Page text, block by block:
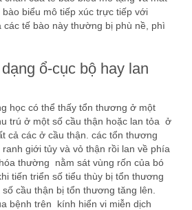
biểu mô tiếp xúc trực tiếp với
các tế bào này thường bị phù nề, phì
ổ-cục bộ hay lan
học có thể thấy tổn thương ở một
trú ở một số cầu thận hoặc lan tỏa ở
cả các ở cầu thận. các tổn thương
giới tủy và vỏ thận rồi lan về phía
thường nằm sát vùng rốn của bó
tiến triển số tiểu thùy bị tổn thương
cầu thận bị tổn thương tăng lên.
bệnh trên kính hiển vi miễn dịch